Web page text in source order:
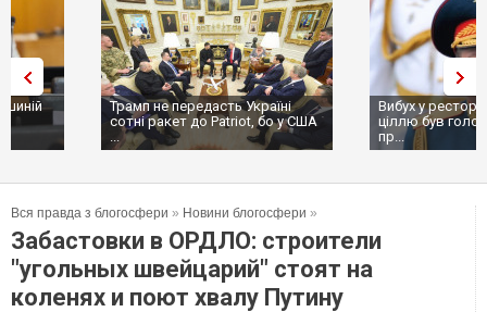
Трамп не передасть Україні
сотні ракет до Patriot, бо у США
Вибух у ресторані в Москві:
ціллю був головком ВКС
пр...
Вся правда з блогосфери » Новини блогосфери »
Забастовки в ОРДЛО: строители
"угольных швейцарий" стоят на
коленях и поют хвалу Путину